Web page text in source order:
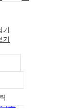
도
도
차순